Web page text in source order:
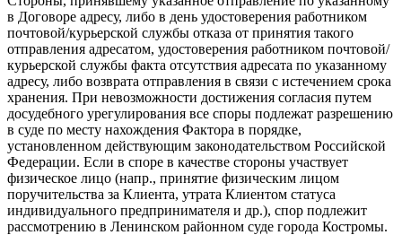
в Договоре адресу, либо в день удостоверения работником
почтовой/курьерской службы отказа от принятия такого
отправления адресатом, удостоверения работником почтовой/
курьерской службы факта отсутствия адресата по указанному
адресу, либо возврата отправления в связи с истечением срока
хранения. При невозможности достижения согласия путем
досудебного урегулирования все споры подлежат разрешению
в суде по месту нахождения Фактора в порядке,
установленном действующим законодательством Российской
Федерации. Если в споре в качестве стороны участвует
физическое лицо (напр., принятие физическим лицом
поручительства за Клиента, утрата Клиентом статуса
индивидуального предпринимателя и др.), спор подлежит
рассмотрению в Ленинском районном суде города Костромы.